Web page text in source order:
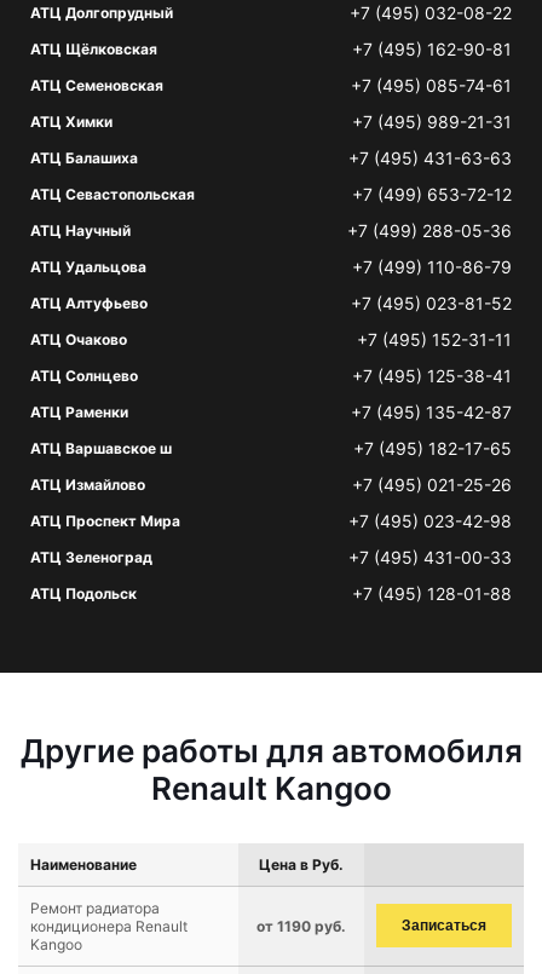
АТЦ Долгопрудный +7 (495) 032-08-22
АТЦ Щёлковская +7 (495) 162-90-81
АТЦ Семеновская +7 (495) 085-74-61
АТЦ Химки +7 (495) 989-21-31
АТЦ Балашиха +7 (495) 431-63-63
АТЦ Севастопольская +7 (499) 653-72-12
АТЦ Научный +7 (499) 288-05-36
АТЦ Удальцова +7 (499) 110-86-79
АТЦ Алтуфьево +7 (495) 023-81-52
АТЦ Очаково +7 (495) 152-31-11
АТЦ Солнцево +7 (495) 125-38-41
АТЦ Раменки +7 (495) 135-42-87
АТЦ Варшавское ш +7 (495) 182-17-65
АТЦ Измайлово +7 (495) 021-25-26
АТЦ Проспект Мира +7 (495) 023-42-98
АТЦ Зеленоград +7 (495) 431-00-33
АТЦ Подольск +7 (495) 128-01-88
Другие работы для автомобиля
Renault Kangoo
Наименование Цена в Руб.
Ремонт радиатора
кондиционера Renault
Kangoo
от 1190 руб. Записаться